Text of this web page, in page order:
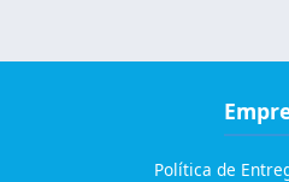
Política de